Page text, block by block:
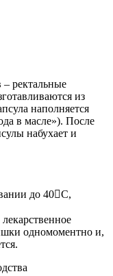
– ректальные
из
наполняется
в масле»). После
набухает и
до 40C,
одномоментно и,